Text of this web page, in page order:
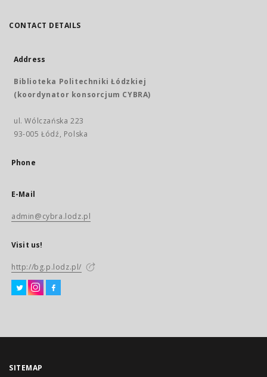
CONTACT DETAILS
Address
Biblioteka Politechniki Łódzkiej
(koordynator konsorcjum CYBRA)
ul. Wólczańska 223
93-005 Łódź, Polska
Phone
E-Mail
admin@cybra.lodz.pl
Visit us!
http://bg.p.lodz.pl/
SITEMAP